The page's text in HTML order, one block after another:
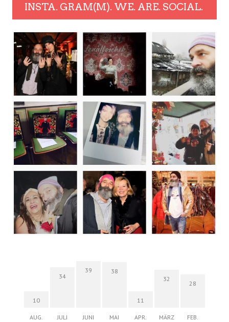
INSTA. GRAM(M). WE. ARE. SOCIAL.
10
AUG.
34
JULI
39
JUNI
38
MAI
11
APR.
32
MÄRZ
28
FEB.